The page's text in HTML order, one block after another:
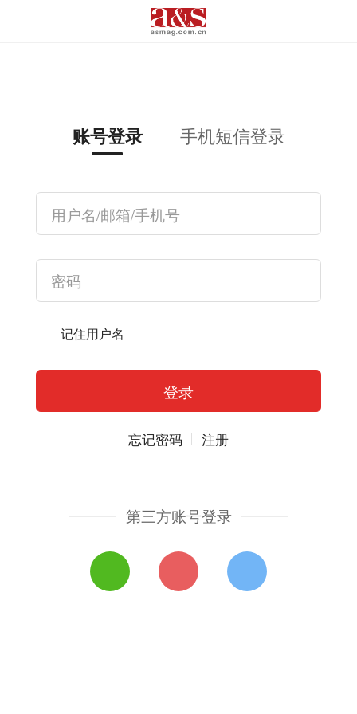
账号登录 手机短信登录
记住用户名
忘记密码 注册
第三方账号登录